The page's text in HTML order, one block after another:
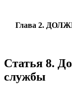
Глава 2.
Статья 8.
службы